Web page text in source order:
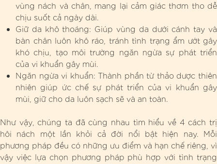
vùng nách và chân, mang lại cảm giác thơm tho dễ
chịu suốt cả ngày dài.
Giữ da khô thoáng: Giúp vùng da dưới cánh tay và
bàn chân luôn khô ráo, tránh tình trạng ẩm ướt gây
khó chịu, tạo môi trường ngăn ngừa sự phát triển
của vi khuẩn gây mùi.
Ngăn ngừa vi khuẩn: Thành phần từ thảo dược thiên
nhiên giúp ức chế sự phát triển của vi khuẩn gây
mùi, giữ cho da luôn sạch sẽ và an toàn.
Như vậy, chúng ta đã cùng nhau tìm hiểu về 4 cách trị
hôi nách một lần khỏi cả đời nổi bật hiện nay. Mỗi
phương pháp đều có những ưu điểm và hạn chế riêng, vì
vậy việc lựa chọn phương pháp phù hợp với tình trạng